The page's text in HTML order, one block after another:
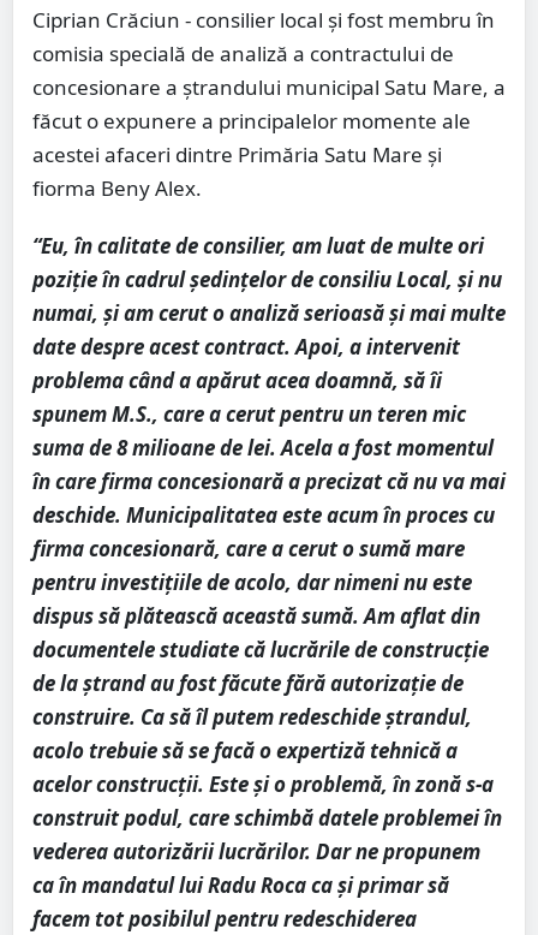
Ciprian Crăciun - consilier local și fost membru în
comisia specială de analiză a contractului de
concesionare a ștrandului municipal Satu Mare, a
făcut o expunere a principalelor momente ale
acestei afaceri dintre Primăria Satu Mare și
fiorma Beny Alex.
“Eu, în calitate de consilier, am luat de multe ori
poziție în cadrul ședințelor de consiliu Local, și nu
numai, și am cerut o analiză serioasă și mai multe
date despre acest contract. Apoi, a intervenit
problema când a apărut acea doamnă, să îi
spunem M.S., care a cerut pentru un teren mic
suma de 8 milioane de lei. Acela a fost momentul
în care firma concesionară a precizat că nu va mai
deschide. Municipalitatea este acum în proces cu
firma concesionară, care a cerut o sumă mare
pentru investițiile de acolo, dar nimeni nu este
dispus să plătească această sumă. Am aflat din
documentele studiate că lucrările de construcție
de la ștrand au fost făcute fără autorizație de
construire. Ca să îl putem redeschide ștrandul,
acolo trebuie să se facă o expertiză tehnică a
acelor construcții. Este și o problemă, în zonă s-a
construit podul, care schimbă datele problemei în
vederea autorizării lucrărilor. Dar ne propunem
ca în mandatul lui Radu Roca ca și primar să
facem tot posibilul pentru redeschiderea